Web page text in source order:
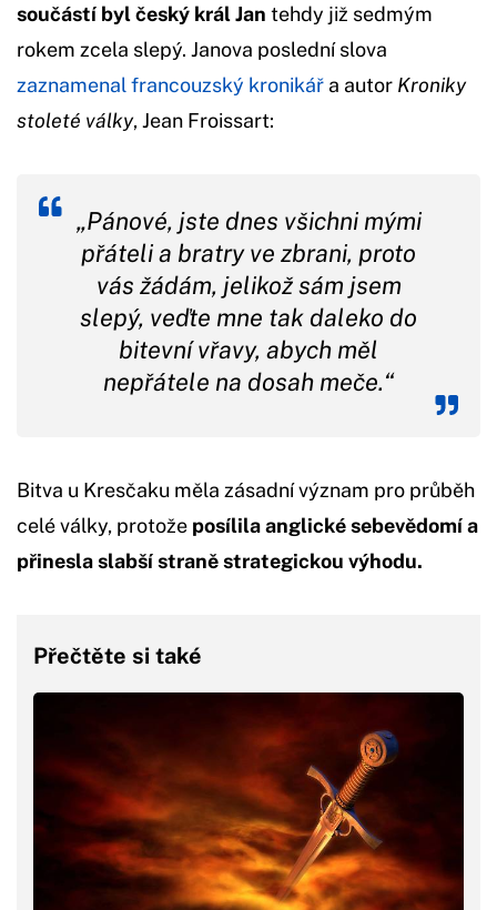
součástí byl český král Jan tehdy již sedmým
rokem zcela slepý. Janova poslední slova
zaznamenal francouzský kronikář a autor Kroniky
stoleté války, Jean Froissart:
„Pánové, jste dnes všichni mými
přáteli a bratry ve zbrani, proto
vás žádám, jelikož sám jsem
slepý, veďte mne tak daleko do
bitevní vřavy, abych měl
nepřátele na dosah meče.“
Bitva u Kresčaku měla zásadní význam pro průběh
celé války, protože posílila anglické sebevědomí a
přinesla slabší straně strategickou výhodu.
Přečtěte si také